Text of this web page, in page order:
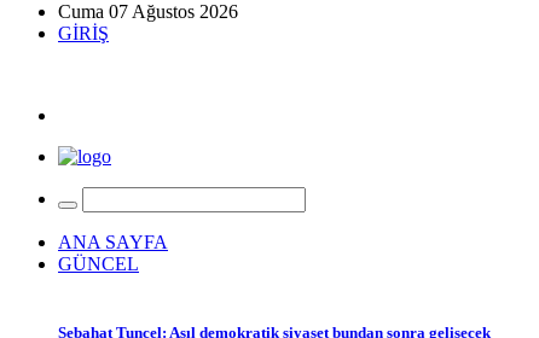
Cuma 07 Ağustos 2026
GİRİŞ
ANA SAYFA
GÜNCEL
Sebahat Tuncel: Asıl demokratik siyaset bundan sonra gelişecek